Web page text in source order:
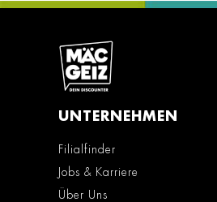
UNTERNEHMEN
Filialfinder
Jobs & Karriere
Über Uns